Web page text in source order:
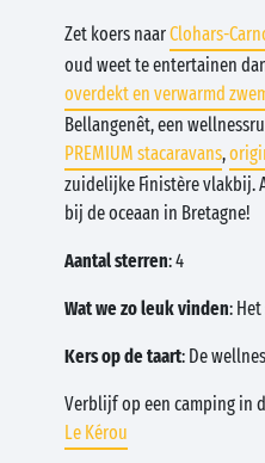
Zet koers naarClohars-
oud weet te entertainen
overdekt en verwarmd
Bellangenêt, een
PREMIUM stacaravans,
zuidelijke Finistère vlakbij.
bij de oceaan in Bretagne!
Aantal sterren: 4
Wat we zo leuk vinden:
Kers op de taart: De
Verblijf op een camping in
Le Kérou